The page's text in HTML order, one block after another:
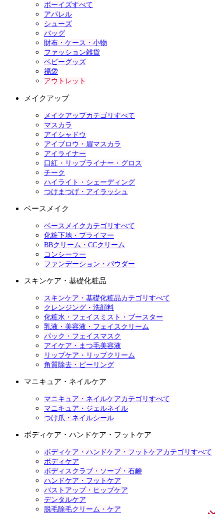
ボーイズすべて
アパレル
シューズ
バッグ
財布・ケース・小物
ファッション雑貨
ベビーグッズ
福袋
アウトレット
メイクアップ
メイクアップカテゴリすべて
マスカラ
アイシャドウ
アイブロウ・眉マスカラ
アイライナー
口紅・リップライナー・グロス
チーク
ハイライト・シェーディング
つけまつげ・アイラッシュ
ベースメイク
ベースメイクカテゴリすべて
化粧下地・プライマー
BBクリーム・CCクリーム
コンシーラー
ファンデーション・パウダー
スキンケア・基礎化粧品
スキンケア・基礎化粧品カテゴリすべて
クレンジング・洗顔料
化粧水・フェイスミスト・ブースター
乳液・美容液・フェイスクリーム
パック・フェイスマスク
アイケア・まつ毛美容液
リップケア・リップクリーム
角質除去・ピーリング
マニキュア・ネイルケア
マニキュア・ネイルケアカテゴリすべて
マニキュア・ジェルネイル
つけ爪・ネイルシール
ボディケア・ハンドケア・フットケア
ボディケア・ハンドケア・フットケアカテゴリすべて
ボディケア
ボディスクラブ・ソープ・石鹸
ハンドケア・フットケア
バストアップ・ヒップケア
デンタルケア
脱毛除毛クリーム・ケア